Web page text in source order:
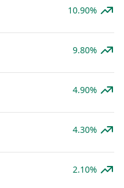
10.90%
9.80%
4.90%
4.30%
2.10%